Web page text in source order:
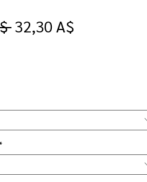
Prezzo
32,30 A$